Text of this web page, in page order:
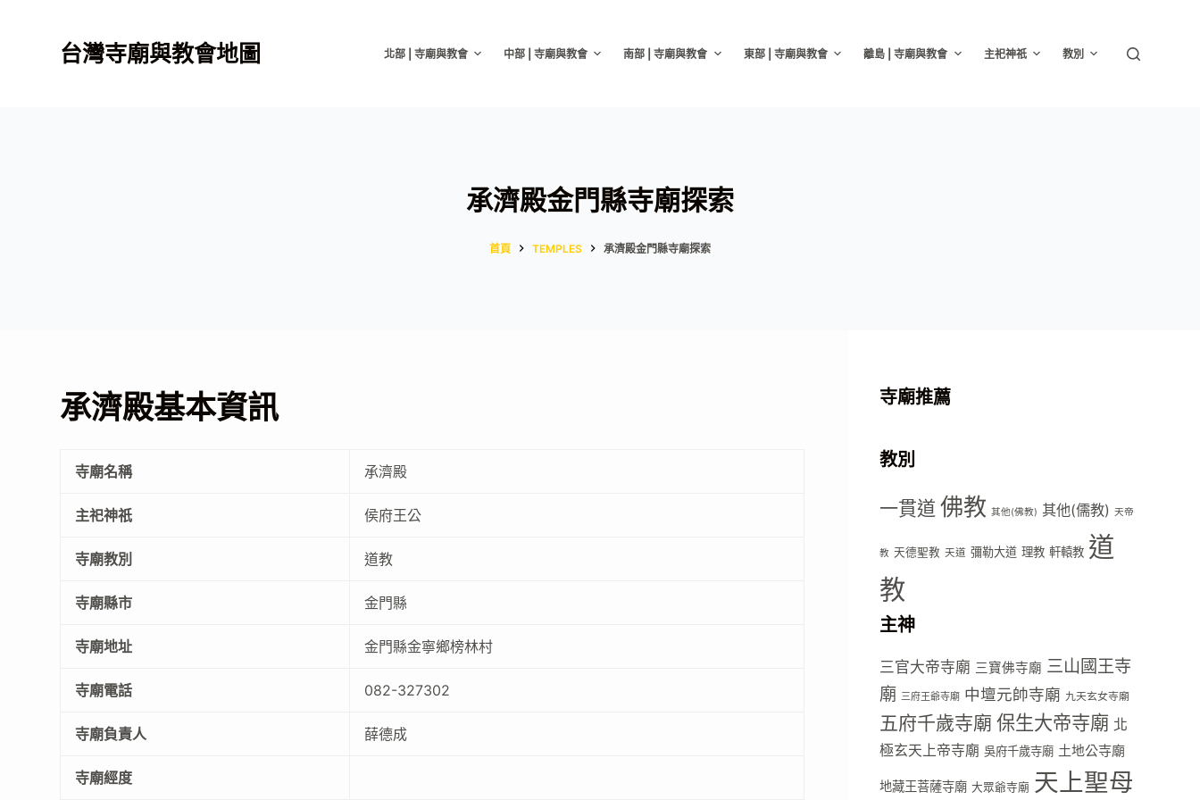
台灣寺廟與教會地圖 北部 | 寺廟與教會 中部 | 寺廟與教會 南部 | 寺廟與教會 東部 | 寺廟與教會 離島 | 寺廟與教會 主祀神祇 教別
承濟殿金門縣寺廟探索
首頁 TEMPLES 承濟殿金門縣寺廟探索
承濟殿基本資訊
寺廟名稱 承濟殿
主祀神祇 侯府王公
寺廟教別 道教
寺廟縣市 金門縣
寺廟地址 金門縣金寧鄉榜林村
寺廟電話 082-327302
寺廟負責人 薛德成
寺廟經度
寺廟推薦
教別
一貫道 佛教 其他(佛教) 其他(儒教) 天帝
教 天德聖教 天道 彌勒大道 理教 軒轅教 道
教
主神
三官大帝寺廟 三寶佛寺廟 三山國王寺
廟 三府王爺寺廟 中壇元帥寺廟 九天玄女寺廟
五府千歲寺廟 保生大帝寺廟 北
極玄天上帝寺廟 吳府千歲寺廟 土地公寺廟
地藏王菩薩寺廟 大眾爺寺廟 天上聖母